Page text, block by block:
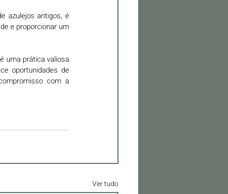
azulejos antigos, é
e proporcionar um
uma prática valiosa
oportunidades de
com a
Ver tudo